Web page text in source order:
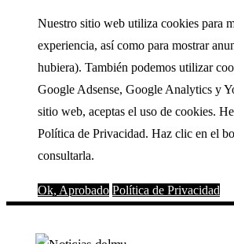
Nuestro sitio web utiliza cookies para
experiencia, así como para mostrar
hubiera). También podemos utilizar
Google Adsense, Google Analytics y
sitio web, aceptas el uso de cookies.
Política de Privacidad. Haz clic en el
consultarla.
Ok, Aprobado Política de Privacidad